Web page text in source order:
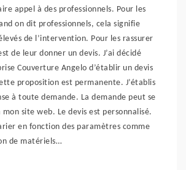
appel à des professionnels. Pour les
on dit professionnels, cela signifie
de l’intervention. Pour les rassurer
de leur donner un devis. J’ai décidé
Couverture Angelo d’établir un devis
proposition est permanente. J’établis
à toute demande. La demande peut se
site web. Le devis est personnalisé.
en fonction des paramètres comme
de matériels…